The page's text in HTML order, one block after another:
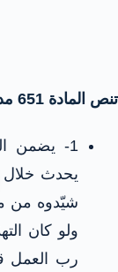
تنص المادة 651 مدنى علي
1- يضمن
يحدث
شيّدوه من
ولو كان
رب العمل